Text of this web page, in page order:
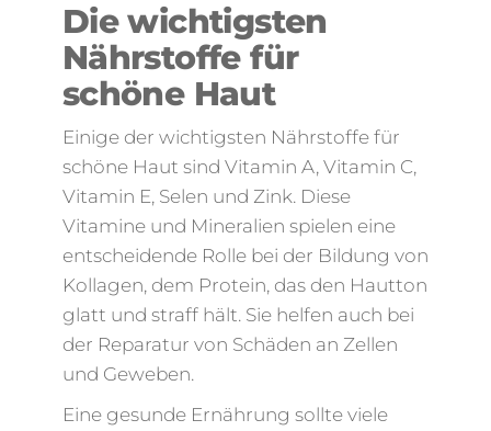
Die wichtigsten
Nährstoffe für
schöne Haut
Einige der wichtigsten Nährstoffe für
schöne Haut sind Vitamin A, Vitamin C,
Vitamin E, Selen und Zink. Diese
Vitamine und Mineralien spielen eine
entscheidende Rolle bei der Bildung von
Kollagen, dem Protein, das den Hautton
glatt und straff hält. Sie helfen auch bei
der Reparatur von Schäden an Zellen
und Geweben.
Eine gesunde Ernährung sollte viele